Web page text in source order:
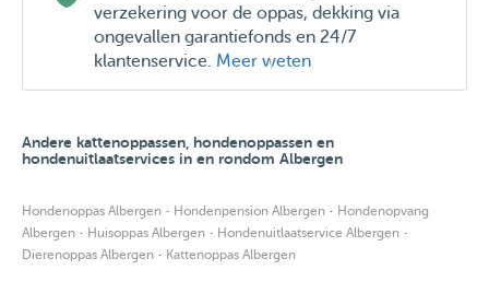
verzekering voor de oppas, dekking via
ongevallen garantiefonds en 24/7
klantenservice. Meer weten
Andere kattenoppassen, hondenoppassen en
hondenuitlaatservices in en rondom Albergen
Hondenoppas Albergen · Hondenpension Albergen · Hondenopvang
Albergen · Huisoppas Albergen · Hondenuitlaatservice Albergen ·
Dierenoppas Albergen · Kattenoppas Albergen